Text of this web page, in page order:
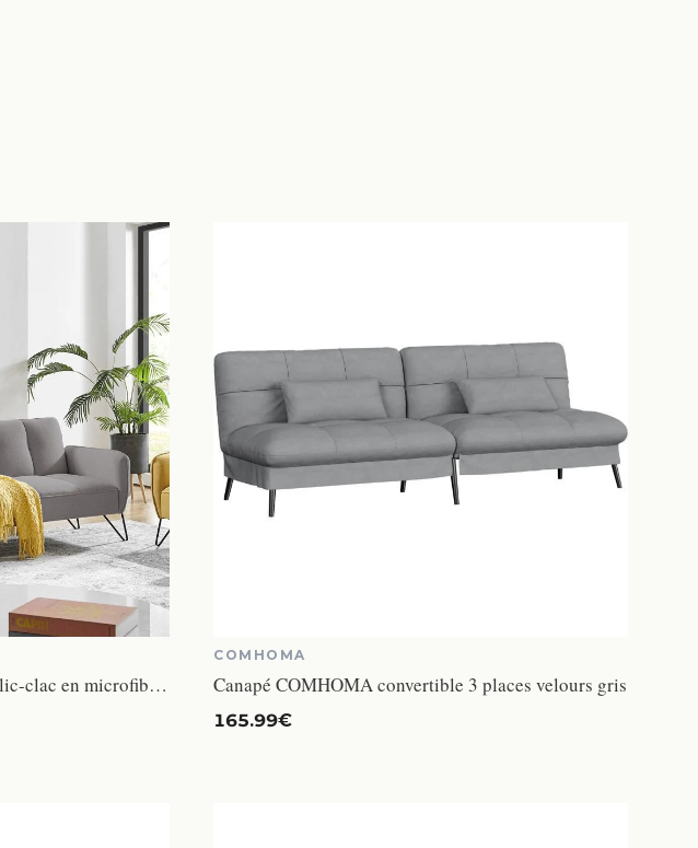
Banquette VINTEX - 3 places clic-clac en microfibre gris
COMHOMA
Canapé COMHOMA convertible 3 places velours gris
165.99€